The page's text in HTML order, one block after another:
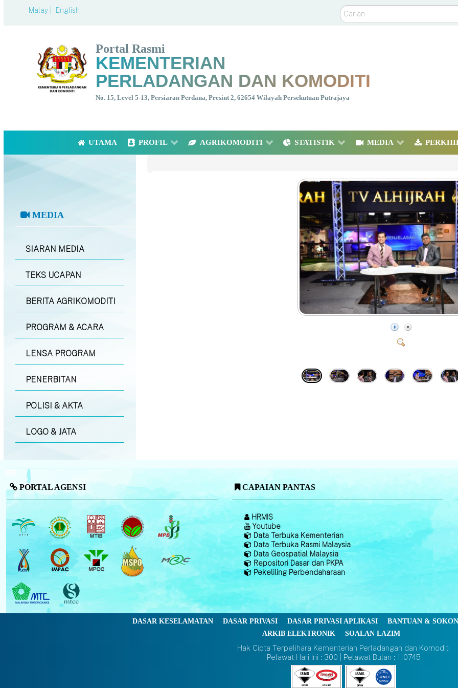
Malay | English Carian
Portal Rasmi
KEMENTERIAN
PERLADANGAN DAN KOMODITI
No. 15, Level 5-13, Persiaran Perdana, Presint 2, 62654 Wilayah Persekutuan Putrajaya
UTAMA PROFIL AGRIKOMODITI STATISTIK MEDIA
MEDIA
SIARAN MEDIA
TEKS UCAPAN
BERITA AGRIKOMODITI
PROGRAM & ACARA
LENSA PROGRAM
PENERBITAN
POLISI & AKTA
LOGO & JATA
PORTAL AGENSI CAPAIAN PANTAS
HRMIS
Youtube
Data Terbuka Kementerian
Data Terbuka Rasmi Malaysia
Data Geospatial Malaysia
Repositori Dasar dan PKPA
Pekeliling Perbendaharaan
DASAR KESELAMATAN DASAR PRIVASI DASAR PRIVASI APLIKASI
BANTUAN &
ARKIB ELEKTRONIK
SOALAN LAZIM
Hak Cipta Terpelihara Kementerian Perladangan dan Komoditi
Pelawat Hari Ini : 300 | Pelawat Bulan : 110745